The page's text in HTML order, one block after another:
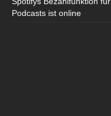
Podcasts ist online